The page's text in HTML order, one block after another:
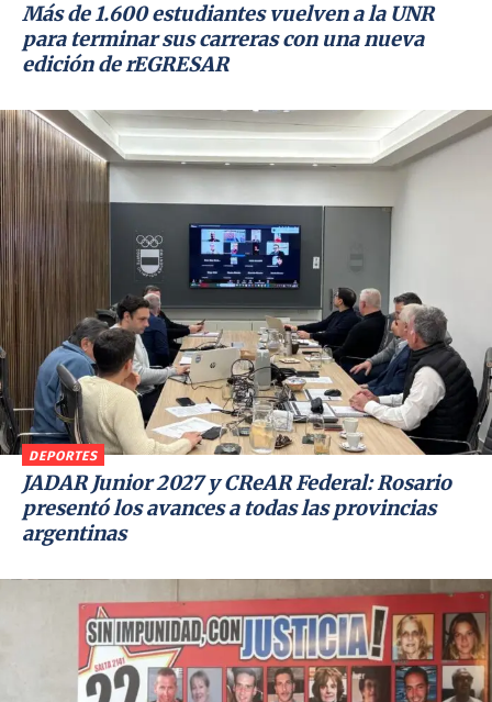
Más de 1.600 estudiantes vuelven a la UNR
para terminar sus carreras con una nueva
edición de rEGRESAR
DEPORTES
JADAR Junior 2027 y CReAR Federal: Rosario
presentó los avances a todas las provincias
argentinas